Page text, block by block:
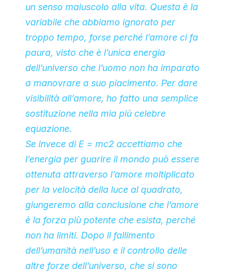
un senso maiuscolo alla vita. Questa è la
variabile che abbiamo ignorato per
troppo tempo, forse perché l’amore ci fa
paura, visto che è l’unica energia
dell’universo che l’uomo non ha imparato
a manovrare a suo piacimento. Per dare
visibilità all’amore, ho fatto una semplice
sostituzione nella mia più celebre
equazione.
Se invece di E = mc2 accettiamo che
l’energia per guarire il mondo può essere
ottenuta attraverso l’amore moltiplicato
per la velocità della luce al quadrato,
giungeremo alla conclusione che l’amore
è la forza più potente che esista, perché
non ha limiti. Dopo il fallimento
dell’umanità nell’uso e il controllo delle
altre forze dell’universo, che si sono